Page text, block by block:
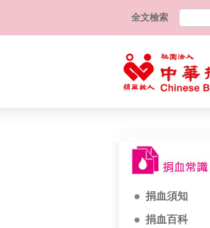
全文檢索
捐血須知
捐血百科